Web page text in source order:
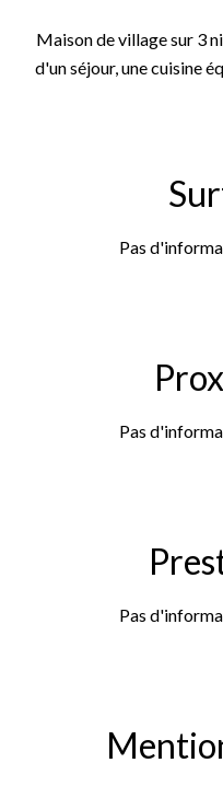
Maison de village sur 3
d'un séjour, une cuisine
Pas
Pas
Pas